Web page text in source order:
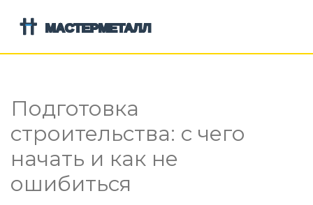
Подготовка
строительства: с чего
начать и как не
ошибиться